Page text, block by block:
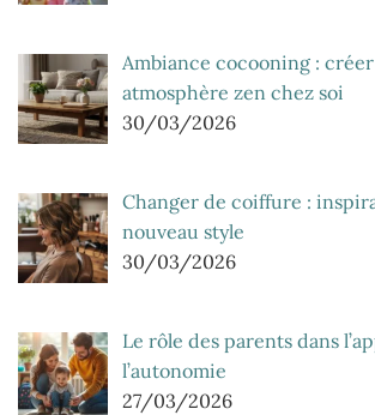
Ambiance cocooning :
atmosphère zen chez soi
30/03/2026
Changer de coiffure :
nouveau style
30/03/2026
Le rôle des parents dans
l’autonomie
27/03/2026